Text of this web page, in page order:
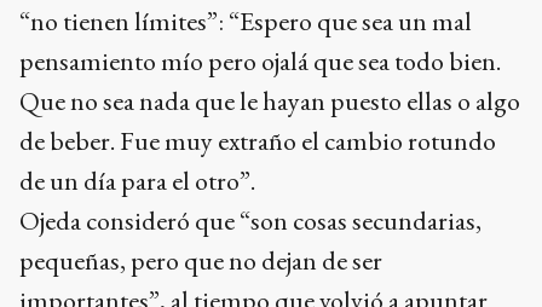
“no tienen límites”: “Espero que sea un mal
pensamiento mío pero ojalá que sea todo bien.
Que no sea nada que le hayan puesto ellas o algo
de beber. Fue muy extraño el cambio rotundo
de un día para el otro”.
Ojeda consideró que “son cosas secundarias,
pequeñas, pero que no dejan de ser